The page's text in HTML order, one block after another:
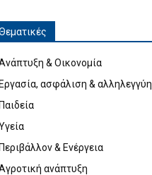
& Οικονομία
Εργασία, ασφάλιση & αλληλεγγύη
Παιδεία
Περιβάλλον & Ενέργεια
ανάπτυξη